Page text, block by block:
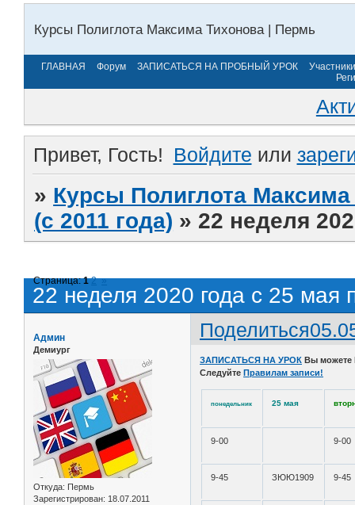
Курсы Полиглота Максима Тихонова | Пермь
ГЛАВНАЯ Форум ЗАПИСАТЬСЯ НА ПРОБНЫЙ УРОК
Участники
Привет, Гость! Войдите или
» Курсы Полиглота
(с 2011 года) » 22 неделя
22 неделя 2020 года с 25 мая
Страница:1 2 »
Поделиться
Админ
Демиург
Откуда: Пермь
Зарегистрирован: 18.07.2011
ЗАПИСАТЬСЯ НА УРОК Вы
Следуйте Правилам записи!
понедельник 25 мая
9-00 9-00
9-45 ЗЮЮ1909 9-45